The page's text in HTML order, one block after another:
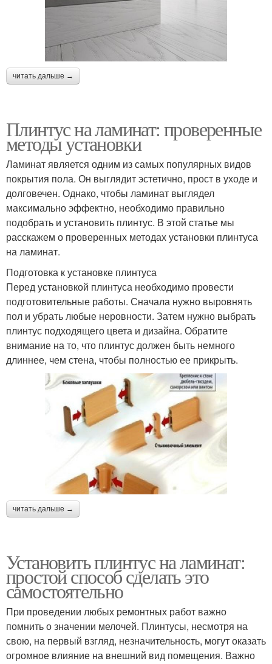
читать дальше →
Плинтус на ламинат: проверенные
методы установки
Ламинат является одним из самых популярных видов
покрытия пола. Он выглядит эстетично, прост в уходе и
долговечен. Однако, чтобы ламинат выглядел
максимально эффектно, необходимо правильно
подобрать и установить плинтус. В этой статье мы
расскажем о проверенных методах установки плинтуса
на ламинат.
Подготовка к установке плинтуса
Перед установкой плинтуса необходимо провести
подготовительные работы. Сначала нужно выровнять
пол и убрать любые неровности. Затем нужно выбрать
плинтус подходящего цвета и дизайна. Обратите
внимание на то, что плинтус должен быть немного
длиннее, чем стена, чтобы полностью ее прикрыть.
читать дальше →
Установить плинтус на ламинат:
простой способ сделать это
самостоятельно
При проведении любых ремонтных работ важно
помнить о значении мелочей. Плинтусы, несмотря на
свою, на первый взгляд, незначительность, могут оказать
огромное влияние на внешний вид помещения. Важно